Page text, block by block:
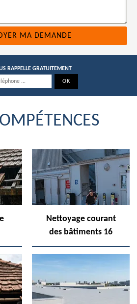
RAPPELLE GRATUITEMENT
Nettoyage courant
des bâtiments 16